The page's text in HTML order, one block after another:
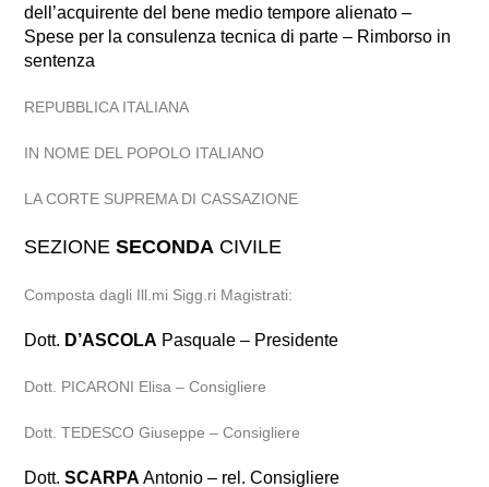
dell’acquirente del bene medio tempore alienato –
Spese per la consulenza tecnica di parte – Rimborso in
sentenza
REPUBBLICA ITALIANA
IN NOME DEL POPOLO ITALIANO
LA CORTE SUPREMA DI CASSAZIONE
SEZIONESECONDA CIVILE
Composta dagli Ill.mi Sigg.ri Magistrati:
Dott. D’ASCOLA Pasquale – Presidente
Dott. PICARONI Elisa – Consigliere
Dott. TEDESCO Giuseppe – Consigliere
Dott.SCARPA Antonio – rel. Consigliere